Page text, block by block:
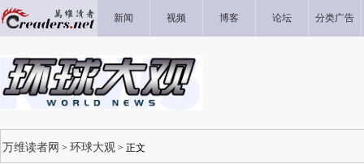
新闻 视频 博客 论坛 分类广告
万维读者网 > 环球大观 > 正文